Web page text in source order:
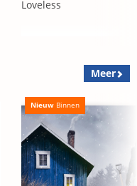
Loveless
Meer
Nieuw Binnen